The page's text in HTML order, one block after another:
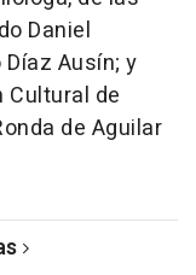
Daniel
Ausín; y
de
de Aguilar